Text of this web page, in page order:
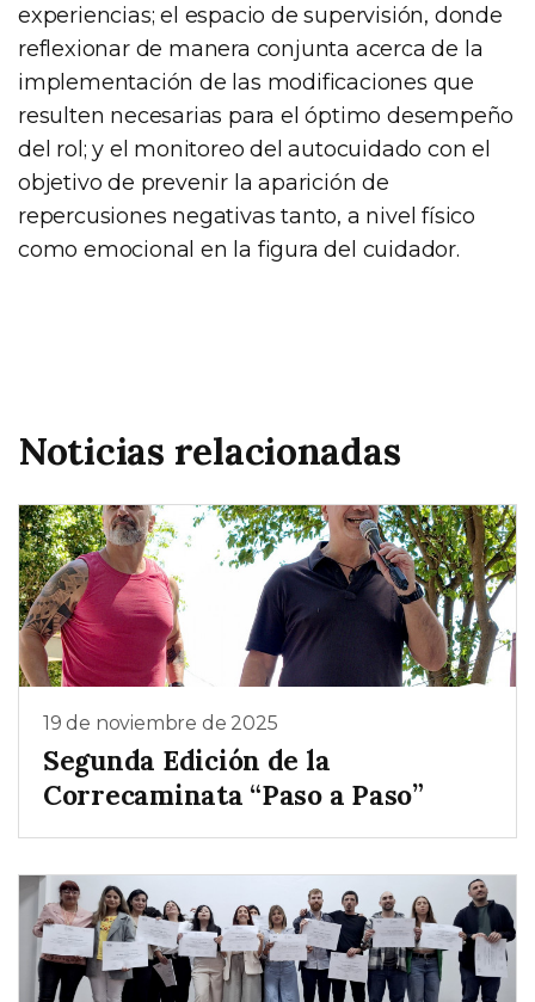
experiencias; el espacio de supervisión, donde
reflexionar de manera conjunta acerca de la
implementación de las modificaciones que
resulten necesarias para el óptimo desempeño
del rol; y el monitoreo del autocuidado con el
objetivo de prevenir la aparición de
repercusiones negativas tanto, a nivel físico
como emocional en la figura del cuidador.
Noticias relacionadas
19 de noviembre de 2025
Segunda Edición de la
Correcaminata “Paso a Paso”